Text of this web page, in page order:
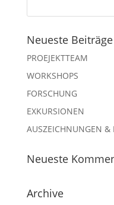
Neueste Beiträge
PROEJEKTTEAM
WORKSHOPS
FORSCHUNG
EXKURSIONEN
AUSZEICHNUNGEN &
Neueste
Archive